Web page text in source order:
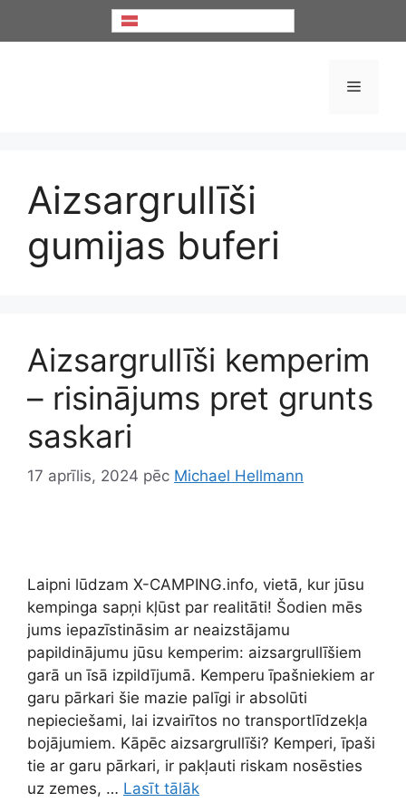
Izvēlne
Aizsargrullīši
gumijas buferi
Aizsargrullīši kemperim
– risinājums pret grunts
saskari
17 aprīlis, 2024 pēc Michael Hellmann
Laipni lūdzam X-CAMPING.info, vietā, kur jūsu
kempinga sapņi kļūst par realitāti! Šodien mēs
jums iepazīstināsim ar neaizstājamu
papildinājumu jūsu kemperim: aizsargrullīšiem
garā un īsā izpildījumā. Kemperu īpašniekiem ar
garu pārkari šie mazie palīgi ir absolūti
nepieciešami, lai izvairītos no transportlīdzekļa
bojājumiem. Kāpēc aizsargrullīši? Kemperi, īpaši
tie ar garu pārkari, ir pakļauti riskam nosēsties
uz zemes, … Lasīt tālāk